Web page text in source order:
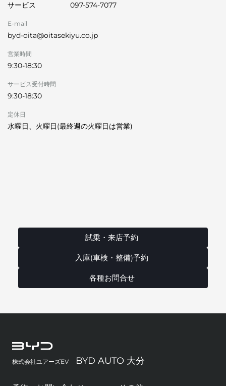
サービス
097-574-7077
E-mail
byd-oita@oitasekiyu.co.jp
営業時間
9:30-18:30
サービス受付時間
9:30-18:30
定休日
水曜日、火曜日(最終週の火曜日は営業)
試乗・来店予約
入庫(車検・整備)予約
各種お問合せ
株式会社ユアーズEV BYD AUTO 大分